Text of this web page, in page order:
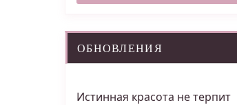
ОБНОВЛЕНИЯ
Истинная красота не терпит